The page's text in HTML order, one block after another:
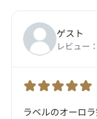
ゲスト
レビュー：
ラベルのオーロ